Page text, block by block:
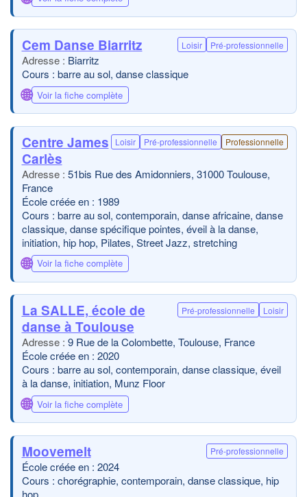
Cem Danse Biarritz Loisir Pré-professionnelle
Biarritz
Cours : barre au sol, danse classique
🌐 Voir la fiche complète
Centre James
Carlès
Loisir Pré-professionnelle Professionnelle
51bis Rue des Amidonniers, 31000 Toulouse,
France
École créée en : 1989
Cours : barre au sol, contemporain, danse africaine, danse
classique, danse spécifique pointes, éveil à la danse,
initiation, hip hop, Pilates, Street Jazz, stretching
🌐 Voir la fiche complète
La SALLE, école de
danse à Toulouse
Pré-professionnelle Loisir
9 Rue de la Colombette, Toulouse, France
École créée en : 2020
Cours : barre au sol, contemporain, danse classique, éveil
à la danse, initiation, Munz Floor
🌐 Voir la fiche complète
Moovemelt Pré-professionnelle
École créée en : 2024
Cours : chorégraphie, contemporain, danse classique, hip
hop